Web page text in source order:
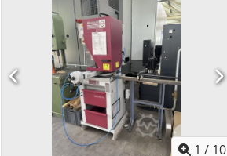
1 / 10